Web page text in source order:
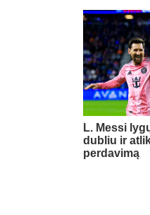
L. Messi
dubliu ir
perdavimą